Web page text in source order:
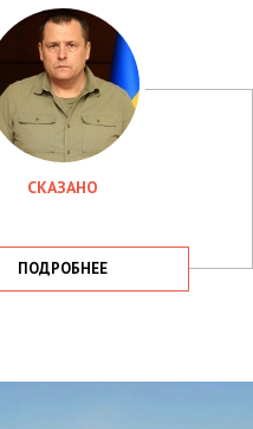
СКАЗАНО
ПОДРОБНЕЕ